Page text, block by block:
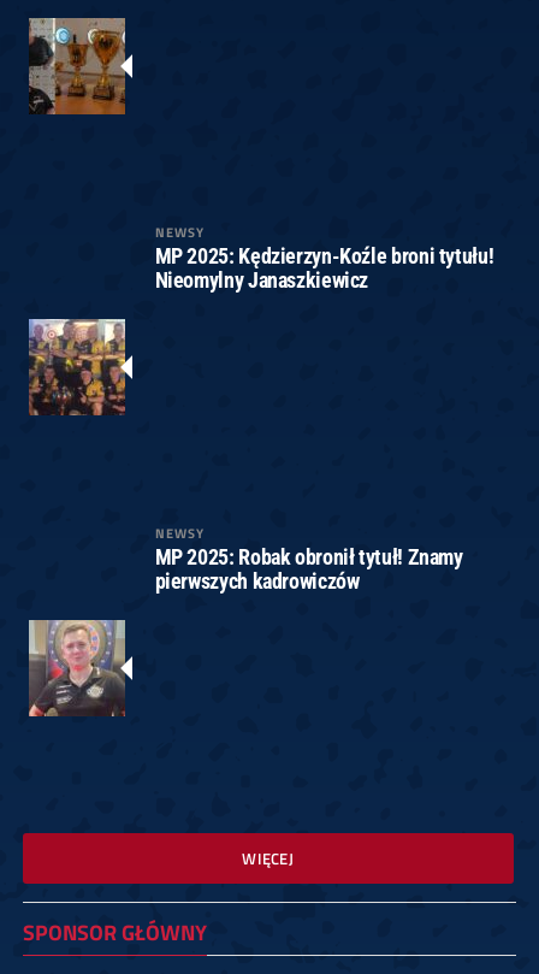
NEWSY
MP 2025: Kędzierzyn-Koźle broni tytułu!
Nieomylny Janaszkiewicz
NEWSY
MP 2025: Robak obronił tytuł! Znamy
pierwszych kadrowiczów
WIĘCEJ
SPONSOR GŁÓWNY